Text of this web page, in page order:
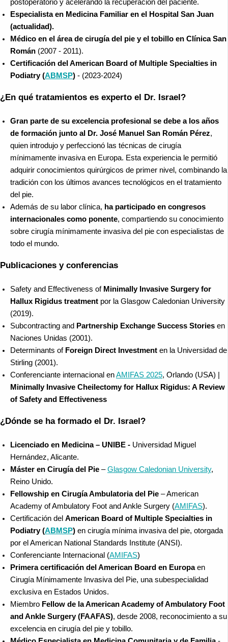
postoperatorio y acelerando la recuperación del paciente.
Especialista en Medicina Familiar en el Hospital San Juan
(actualidad).
Médico en el área de cirugía del pie y el tobillo en Clínica San
Román (2007 - 2011).
Certificación del American Board of Multiple Specialties in
Podiatry (ABMSP) - (2023-2024)
¿En qué tratamientos es experto el Dr. Israel?
Gran parte de su excelencia profesional se debe a los años
de formación junto al Dr. José Manuel San Román Pérez,
quien introdujo y perfeccionó las técnicas de cirugía
mínimamente invasiva en Europa. Esta experiencia le permitió
adquirir conocimientos quirúrgicos de primer nivel, combinando la
tradición con los últimos avances tecnológicos en el tratamiento
del pie.
Además de su labor clínica, ha participado en congresos
internacionales como ponente, compartiendo su conocimiento
sobre cirugía mínimamente invasiva del pie con especialistas de
todo el mundo.
Publicaciones y conferencias
Safety and Effectiveness of Minimally Invasive Surgery for
Hallux Rigidus treatment por la Glasgow Caledonian University
(2019).
Subcontracting and Partnership Exchange Success Stories en
Naciones Unidas (2001).
Determinants of Foreign Direct Investment en la Universidad de
Stirling (2001).
Conferenciante internacional enAMIFAS 2025, Orlando (USA) |
Minimally Invasive Cheilectomy for Hallux Rigidus: A Review
of Safety and Effectiveness
¿Dónde se ha formado el Dr. Israel?
Licenciado en Medicina – UNIBE - Universidad Miguel
Hernández, Alicante.
Máster en Cirugía del Pie –Glasgow Caledonian University,
Reino Unido.
Fellowship en Cirugía Ambulatoria del Pie – American
Academy of Ambulatory Foot and Ankle Surgery (AMIFAS).
Certificación del American Board of Multiple Specialties in
Podiatry (ABMSP) en cirugía mínima invasiva del pie, otorgada
por el American National Standards Institute (ANSI).
Conferenciante Internacional (AMIFAS)
Primera certificación del American Board en Europaen
Cirugía Mínimamente Invasiva del Pie, una subespecialidad
exclusiva en Estados Unidos.
Miembro Fellow de la American Academy of Ambulatory Foot
and Ankle Surgery (FAAFAS), desde 2008, reconocimiento a su
excelencia en cirugía del pie y tobillo.